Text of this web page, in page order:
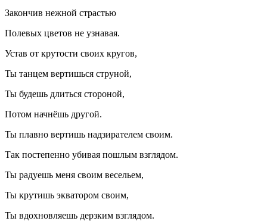
Закончив нежной страстью
Полевых цветов не узнавая.
Устав от крутости своих кругов,
Ты танцем вертишься струной,
Ты будешь длиться стороной,
Потом начнёшь другой.
Ты плавно вертишь надзирателем своим.
Так постепенно убивая пошлым взглядом.
Ты радуешь меня своим весельем,
Ты крутишь экватором своим,
Ты вдохновляешь дерзким взглядом.